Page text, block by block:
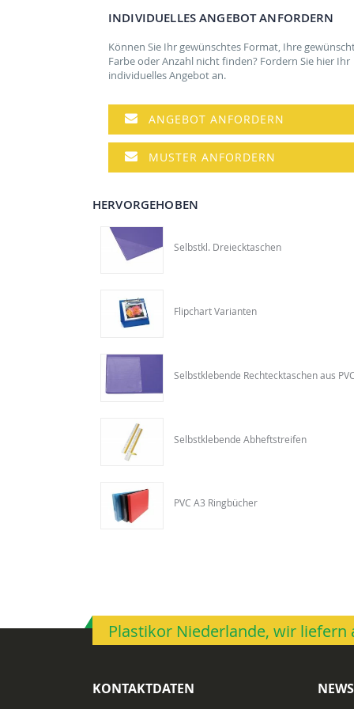
Bildgalerie
INDIVIDUELLES ANGEBOT ANFORDERN
Können Sie Ihr gewünschtes Format, Ihre
Farbe oder Anzahl nicht finden? Fordern Sie hier Ihr
individuelles Angebot an.
ANGEBOT ANFORDERN
MUSTER ANFORDERN
HERVORGEHOBEN
Selbstkl. Dreiecktaschen
Flipchart Varianten
Selbstklebende Rechtecktaschen aus PVC
Selbstklebende Abheftstreifen
PVC A3 Ringbücher
Plastikor Niederlande, wir liefern
KONTAKTDATEN